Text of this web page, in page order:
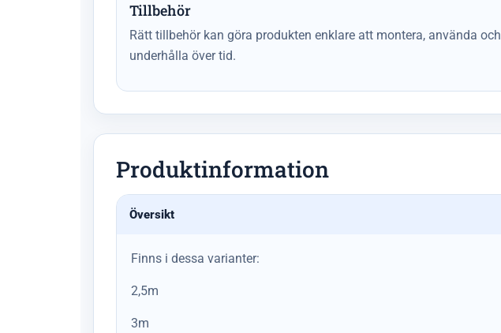
Tillbehör
Rätt tillbehör kan göra produkten enklare att montera, använda och
underhålla över tid.
Produktinformation
Översikt
Finns i dessa varianter:
2,5m
3m